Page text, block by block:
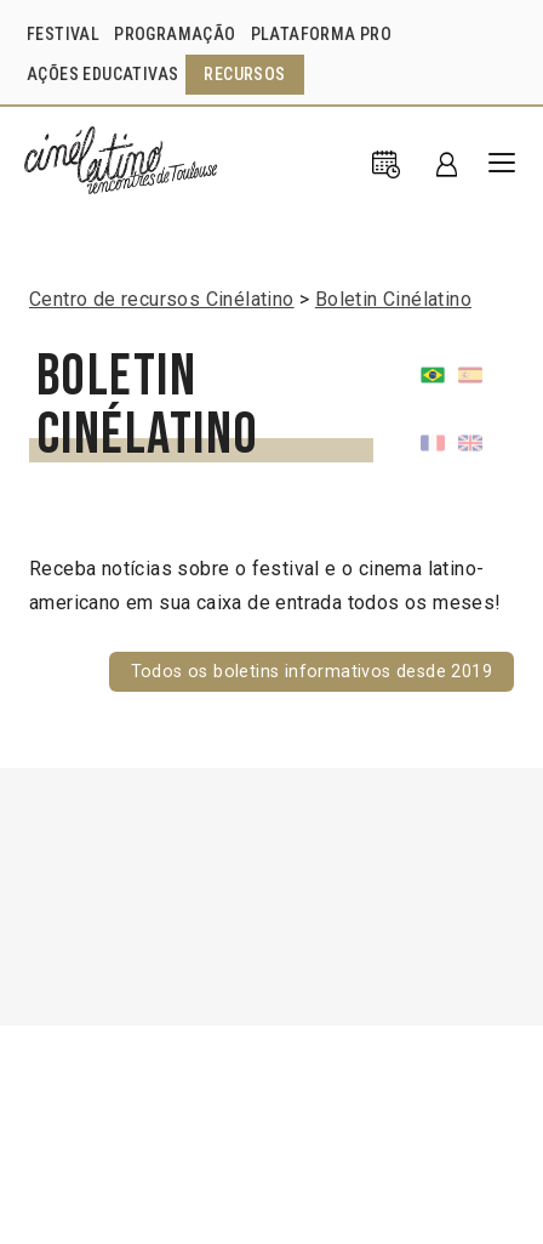
FESTIVAL PROGRAMAÇÃO PLATAFORMA PRO
AÇÕES EDUCATIVAS RECURSOS
Centro de recursos Cinélatino Boletin Cinélatino
Boletin
Cinélatino
Receba notícias sobre o festival e o cinema latino-
americano em sua caixa de entrada todos os meses!
Todos os boletins informativos desde 2019